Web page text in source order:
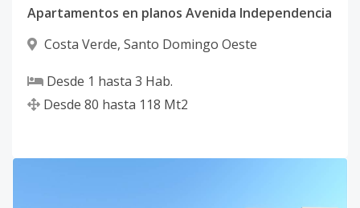
Apartamentos en planos Avenida Independencia
Costa Verde, Santo Domingo Oeste
Desde 1 hasta 3 Hab.
Desde 80 hasta 118 Mt2